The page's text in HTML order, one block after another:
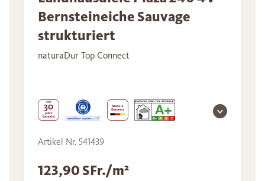
Bernsteineiche Sauvage
strukturiert
naturaDur Top Connect
Artikel Nr. 541439
123,90 SFr./m²